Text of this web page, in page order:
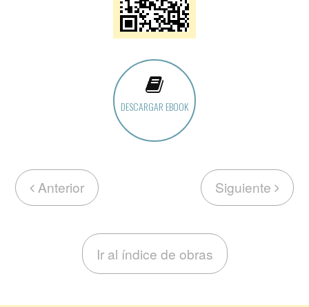
DESCARGAR EBOOK
Anterior Siguiente
Ir al índice de obras